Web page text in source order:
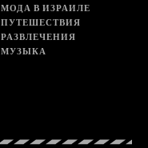
МОДА В ИЗРАИЛЕ
ПУТЕШЕСТВИЯ
РАЗВЛЕЧЕНИЯ
МУЗЫКА